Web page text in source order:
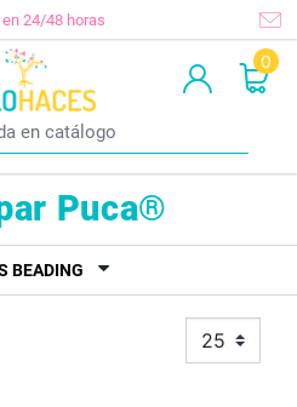
en 24/48 horas
0
Puca®
BEADING
25